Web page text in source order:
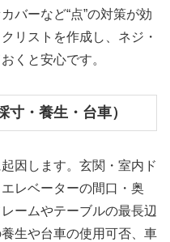
バーなど“点”の対策が効
リストを作成し、ネジ・
くと安心です。
・養生・台車）
因します。玄関・室内ド
レベーターの間口・奥
ームやテーブルの最長辺
生や台車の使用可否、車